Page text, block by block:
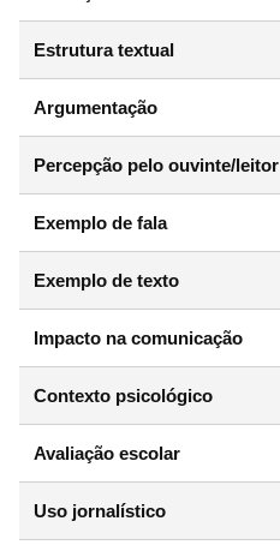
Estrutura textual
Argumentação
Percepção pelo ouvinte/leitor
Exemplo de fala
Exemplo de texto
Impacto na comunicação
Contexto psicológico
Avaliação escolar
Uso jornalístico